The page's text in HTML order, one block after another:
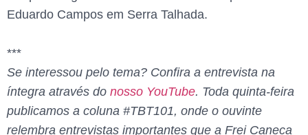
Eduardo Campos em Serra Talhada.
***
Se interessou pelo tema? Confira a entrevista na
íntegra através do nosso YouTube. Toda quinta-feira
publicamos a coluna #TBT101, onde o ouvinte
relembra entrevistas importantes que a Frei Caneca